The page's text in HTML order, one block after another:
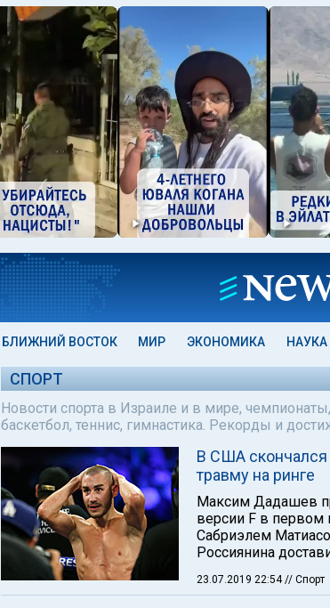
БЛИЖНИЙ ВОСТОК МИР ЭКОНОМИКА НАУКА
СПОРТ
Новости спорта в Израиле и в мире,
баскетбол, теннис, гимнастика. Рекорды и
В США скончался
травму на ринге
Максим Дадашев
версии F в первом
Сабриэлем
Россиянина
23.07.2019 22:54// Спорт